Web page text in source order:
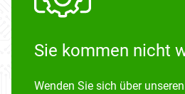
Sie kommen nicht
Wenden Sie sich über